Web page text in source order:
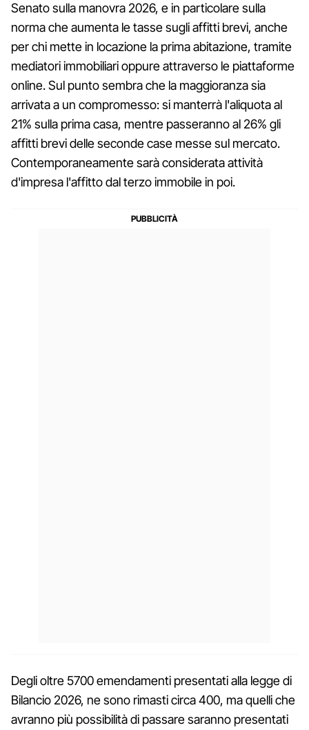
Senato sulla manovra 2026, e in particolare sulla
norma che aumenta le tasse sugli affitti brevi, anche
per chi mette in locazione la prima abitazione, tramite
mediatori immobiliari oppure attraverso le piattaforme
online. Sul punto sembra che la maggioranza sia
arrivata a un compromesso: si manterrà l'aliquota al
21% sulla prima casa, mentre passeranno al 26% gli
affitti brevi delle seconde case messe sul mercato.
Contemporaneamente sarà considerata attività
d'impresa l'affitto dal terzo immobile in poi.
Degli oltre 5700 emendamenti presentati alla legge di
Bilancio 2026, ne sono rimasti circa 400, ma quelli che
avranno più possibilità di passare saranno presentati